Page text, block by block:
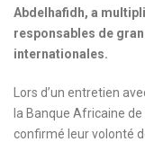
Abdelhafidh, a
responsables de
internationales.
Lors d’un entretien
la Banque Africaine
confirmé leur volonté